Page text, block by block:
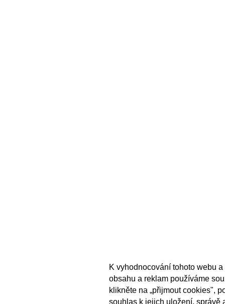
K vyhodnocování tohoto webu
obsahu a reklam používáme
klikněte na „přijmout cookies",
souhlas k jejich uložení, správě